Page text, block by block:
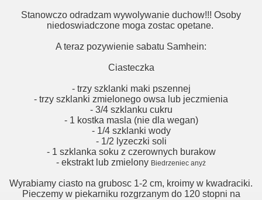
Stanowczo odradzam wywolywanie duchow!!! Osoby
niedoswiadczone moga zostac opetane.
A teraz pozywienie sabatu Samhein:
Ciasteczka
- trzy szklanki maki pszennej
- trzy szklanki zmielonego owsa lub jeczmienia
- 3/4 szklanku cukru
- 1 kostka masla (nie dla wegan)
- 1/4 szklanki wody
- 1/2 lyzeczki soli
- 1 szklanka soku z czerownych burakow
- ekstrakt lub zmielony Biedrzeniec anyż
Wyrabiamy ciasto na grubosc 1-2 cm, kroimy w kwadraciki.
Pieczemy w piekarniku rozgrzanym do 120 stopni na